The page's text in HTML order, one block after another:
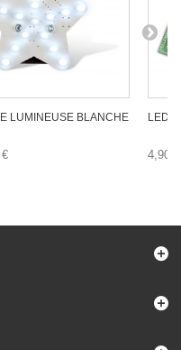
LUMINEUSE BLANCHE LEDS
4,90 €